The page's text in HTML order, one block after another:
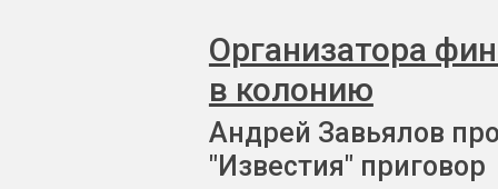
Организатора
в колонию
Андрей Завьялов
"Известия" приговор